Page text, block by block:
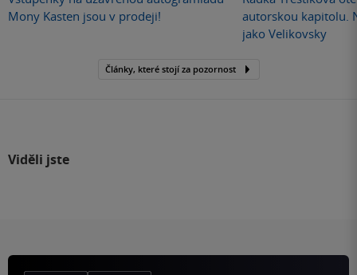
Mony Kasten jsou v prodeji!
autorskou kapitolu.
jako Velikovsky
Články, které stojí za pozornost
Viděli jste